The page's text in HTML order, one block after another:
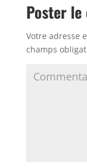
Poster
Votre adresse
champs